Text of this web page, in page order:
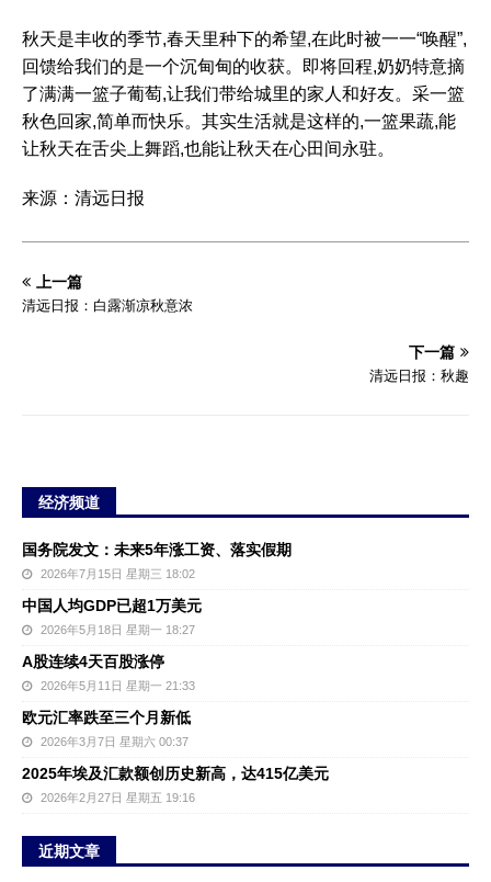
秋天是丰收的季节,春天里种下的希望,在此时被一一“唤醒”,
回馈给我们的是一个沉甸甸的收获。即将回程,奶奶特意摘
了满满一篮子葡萄,让我们带给城里的家人和好友。采一篮
秋色回家,简单而快乐。其实生活就是这样的,一篮果蔬,能
让秋天在舌尖上舞蹈,也能让秋天在心田间永驻。
来源：清远日报
上一篇
清远日报：白露渐凉秋意浓
下一篇
清远日报：秋趣
经济频道
国务院发文：未来5年涨工资、落实假期
2026年7月15日 星期三 18:02
中国人均GDP已超1万美元
2026年5月18日 星期一 18:27
A股连续4天百股涨停
2026年5月11日 星期一 21:33
欧元汇率跌至三个月新低
2026年3月7日 星期六 00:37
2025年埃及汇款额创历史新高，达415亿美元
2026年2月27日 星期五 19:16
近期文章